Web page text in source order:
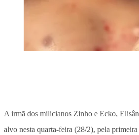
A irmã dos milicianos Zinho e Ecko,
alvo nesta quarta-feira (28/2), pela